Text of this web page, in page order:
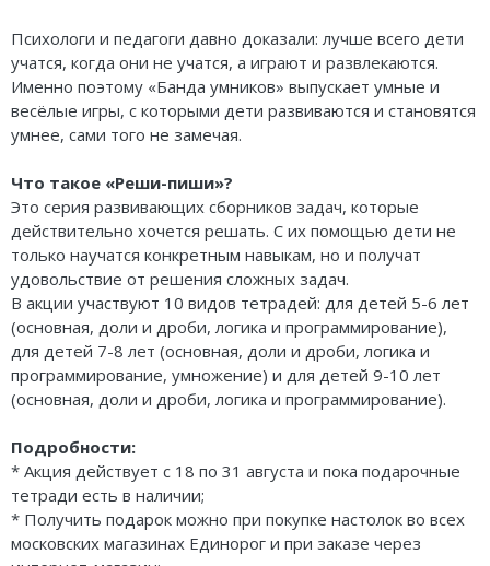
Психологи и педагоги давно доказали: лучше всего дети
учатся, когда они не учатся, а играют и развлекаются.
Именно поэтому «Банда умников» выпускает умные и
весёлые игры, с которыми дети развиваются и становятся
умнее, сами того не замечая.
Что такое «Реши-пиши»?
Это серия развивающих сборников задач, которые
действительно хочется решать. С их помощью дети не
только научатся конкретным навыкам, но и получат
удовольствие от решения сложных задач.
В акции участвуют 10 видов тетрадей: для детей 5-6 лет
(основная, доли и дроби, логика и программирование),
для детей 7-8 лет (основная, доли и дроби, логика и
программирование, умножение) и для детей 9-10 лет
(основная, доли и дроби, логика и программирование).
Подробности:
* Акция действует с 18 по 31 августа и пока подарочные
тетради есть в наличии;
* Получить подарок можно при покупке настолок во всех
московских магазинах Единорог и при заказе через
Приключения
Экономические
Детективные
Игры-квесты
Викторины
Для взрослых (18+)
Стиль Жизни
Crowd Games
GaGa Games
Эврикус
Банда умников
Остальные серии